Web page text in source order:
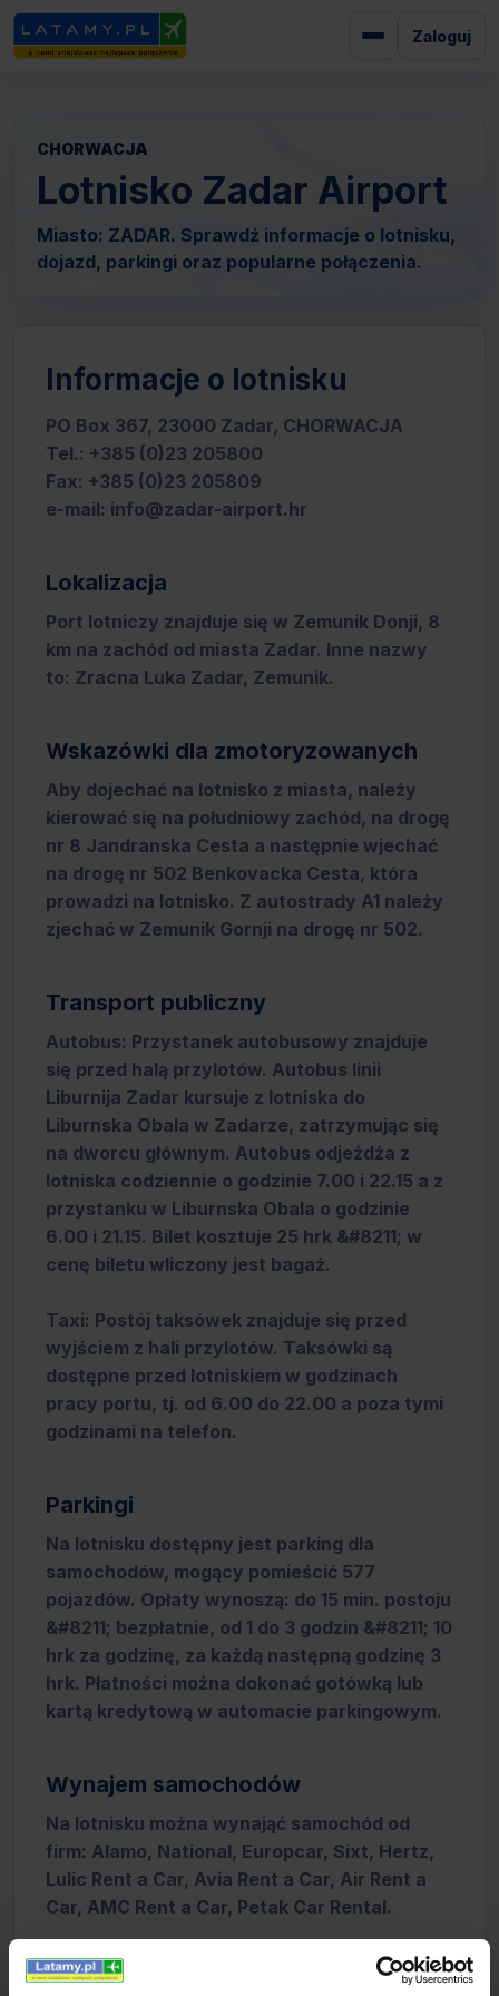
Zaloguj
CHORWACJA
Lotnisko Zadar Airport
Miasto: ZADAR. Sprawdź informacje o lotnisku,
dojazd, parkingi oraz popularne połączenia.
Informacje o lotnisku
PO Box 367, 23000 Zadar, CHORWACJA
Tel.: +385 (0)23 205800
Fax: +385 (0)23 205809
e-mail: info@zadar-airport.hr
Lokalizacja
Port lotniczy znajduje się w Zemunik Donji, 8
km na zachód od miasta Zadar. Inne nazwy
to: Zracna Luka Zadar, Zemunik.
Wskazówki dla zmotoryzowanych
Aby dojechać na lotnisko z miasta, należy
kierować się na południowy zachód, na drogę
nr 8 Jandranska Cesta a następnie wjechać
na drogę nr 502 Benkovacka Cesta, która
prowadzi na lotnisko. Z autostrady A1 należy
zjechać w Zemunik Gornji na drogę nr 502.
Transport publiczny
Autobus: Przystanek autobusowy znajduje
się przed halą przylotów. Autobus linii
Liburnija Zadar kursuje z lotniska do
Liburnska Obala w Zadarze, zatrzymując się
na dworcu głównym. Autobus odjeżdża z
lotniska codziennie o godzinie 7.00 i 22.15 a z
przystanku w Liburnska Obala o godzinie
6.00 i 21.15. Bilet kosztuje 25 hrk &#8211; w
cenę biletu wliczony jest bagaż.
Taxi: Postój taksówek znajduje się przed
wyjściem z hali przylotów. Taksówki są
dostępne przed lotniskiem w godzinach
pracy portu, tj. od 6.00 do 22.00 a poza tymi
godzinami na telefon.
Parkingi
Na lotnisku dostępny jest parking dla
samochodów, mogący pomieścić 577
pojazdów. Opłaty wynoszą: do 15 min. postoju
&#8211; bezpłatnie, od 1 do 3 godzin &#8211; 10
hrk za godzinę, za każdą następną godzinę 3
hrk. Płatności można dokonać gotówką lub
kartą kredytową w automacie parkingowym.
Wynajem samochodów
Na lotnisku można wynająć samochód od
firm: Alamo, National, Europcar, Sixt, Hertz,
Lulic Rent a Car, Avia Rent a Car, Air Rent a
Car, AMC Rent a Car, Petak Car Rental.
Informacja lotniskowa